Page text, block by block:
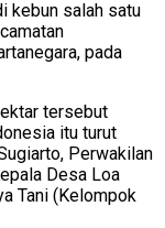
kebun salah satu
pada
tersebut
itu turut
Perwakilan
Desa Loa
Tani (Kelompok